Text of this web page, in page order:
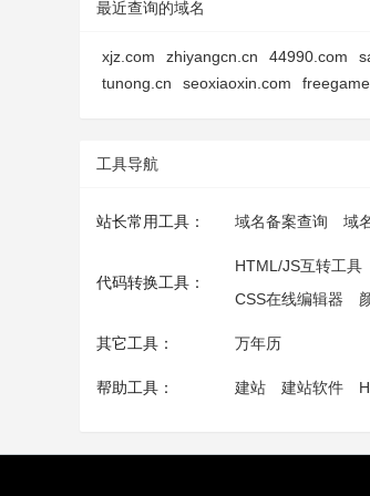
最近查询的域名
xjz.com zhiyangcn.cn 44990.com
tunong.cn
seoxiaoxin.com
工具导航
站长常用工具： 域名备案查询 域
代码转换工具：
HTML/JS互转工具
CSS在线编辑器
其它工具： 万年历
帮助工具： 建站 建站软件